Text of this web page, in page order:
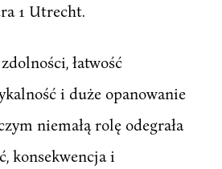
1 Utrecht.
łatwość
i duże opanowanie
niemałą rolę odegrała
konsekwencja i